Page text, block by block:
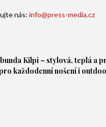
nás: info@press-media.cz
Kilpi – stylová, teplá a
každodenní nošení i